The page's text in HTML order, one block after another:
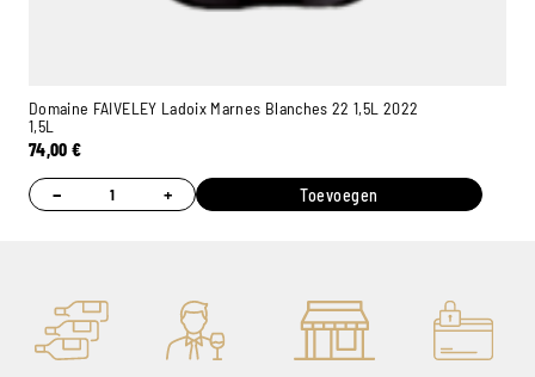
Domaine FAIVELEY Ladoix Marnes Blanches 22 1,5L 2022
1,5L
74,00€
− + Toevoegen